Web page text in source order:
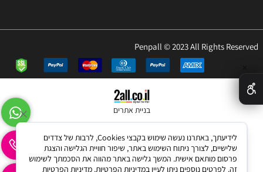
Penpall © 2023 All Rights Reserved
בניית אתרים
לידיעתך, באתרנו נעשה שימוש בקבצי Cookies, לרבות של צדדים
שלישיים, לצורך ניתוח השימוש באתר, שיפור חוויית הגלישה והצגת
פרסום מותאם אישית. המשך גלישה באתר מהווה את הסכמתך לשימוש
זה. לפרטים נוספים ניתן לעיין במדיניות הפרטיות. מדיניות הפרטיות